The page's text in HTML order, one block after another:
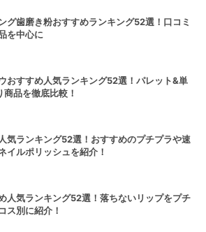
グ歯磨き粉おすすめランキング52選！口コミ
を中心に
おすすめ人気ランキング52選！パレット&単
品を徹底比較！
気ランキング52選！おすすめのプチプラや速
イルポリッシュを紹介！
人気ランキング52選！落ちないリップをプチ
ス別に紹介！